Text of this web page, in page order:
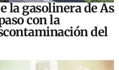
la gasolinera de As
con la
del